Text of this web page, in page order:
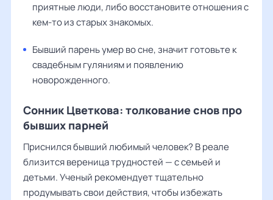
приятные люди, либо восстановите отношения с
кем-то из старых знакомых.
Бывший парень умер во сне, значит готовьте к
свадебным гуляниям и появлению
новорожденного.
Сонник Цветкова: толкование снов про
бывших парней
Приснился бывший любимый человек? В реале
близится вереница трудностей — с семьей и
детьми. Ученый рекомендует тщательно
продумывать свои действия, чтобы избежать